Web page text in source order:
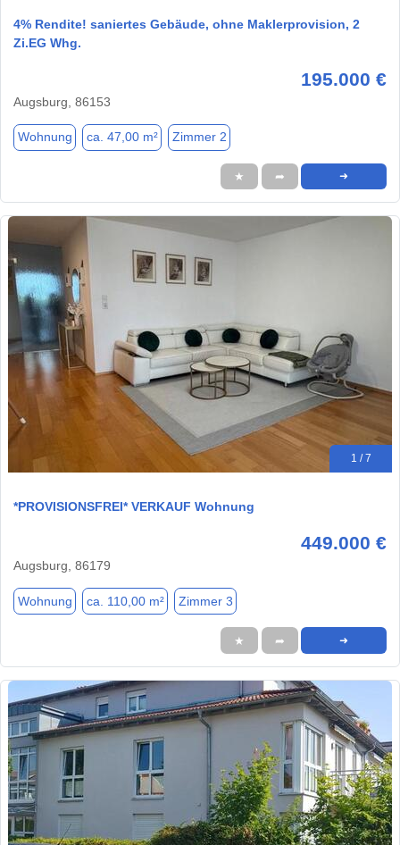
4% Rendite! saniertes Gebäude, ohne Maklerprovision, 2
Zi.EG Whg.
195.000 €
Augsburg, 86153
Wohnung ca. 47,00 m² Zimmer 2
★ ➦ ➜
1 / 7
*PROVISIONSFREI* VERKAUF Wohnung
449.000 €
Augsburg, 86179
Wohnung ca. 110,00 m² Zimmer 3
★ ➦ ➜